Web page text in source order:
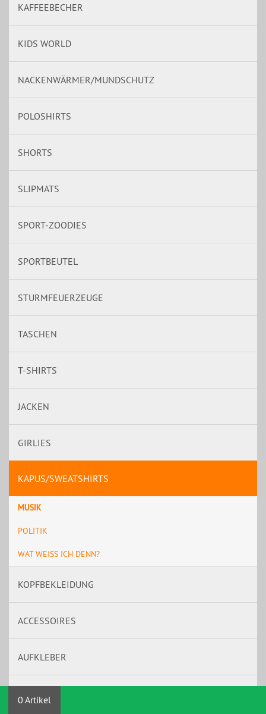
KAFFEEBECHER
KIDS WORLD
NACKENWÄRMER/MUNDSCHUTZ
POLOSHIRTS
SHORTS
SLIPMATS
SPORT-ZOODIES
SPORTBEUTEL
STURMFEUERZEUGE
TASCHEN
T-SHIRTS
JACKEN
GIRLIES
KAPUS/SWEATSHIRTS
MUSIK
POLITIK
WAT WEISS ICH DENN?
KOPFBEKLEIDUNG
ACCESSOIRES
AUFKLEBER
0 Artikel